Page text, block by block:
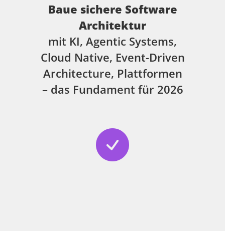
Baue sichere Software
Architektur
mit KI, Agentic Systems,
Cloud Native, Event-Driven
Architecture, Plattformen
– das Fundament für 2026